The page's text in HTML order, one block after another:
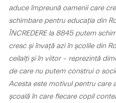
aduce împreună oamenii care
schimbare pentru educația din
ÎNCREDERE la 8845 putem
cresc și învață azi în școlile din
ceilalți și în viitor – reprezintă
de care nu putem construi o
Acesta este motivul pentru care
școală în care fiecare copil